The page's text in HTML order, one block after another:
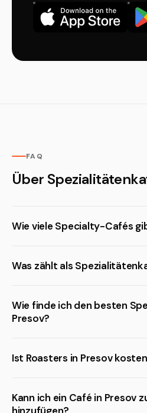
FAQ
Über
Wie viele Specialty-Cafés
Was zählt als
Wie finde ich den besten
Presov?
Ist Roasters in Presov
Kann ich ein Café in Presov